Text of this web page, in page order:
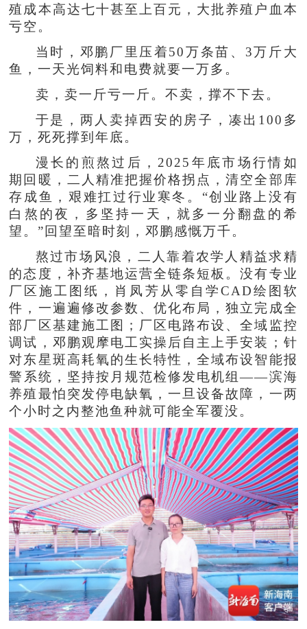
殖成本高达七十甚至上百元，大批养殖户血本
亏空。
当时，邓鹏厂里压着50万条苗、3万斤大
鱼，一天光饲料和电费就要一万多。
卖，卖一斤亏一斤。不卖，撑不下去。
于是，两人卖掉西安的房子，凑出100多
万，死死撑到年底。
漫长的煎熬过后，2025年底市场行情如
期回暖，二人精准把握价格拐点，清空全部库
存成鱼，艰难扛过行业寒冬。“创业路上没有
白熬的夜，多坚持一天，就多一分翻盘的希
望。”回望至暗时刻，邓鹏感慨万千。
熬过市场风浪，二人靠着农学人精益求精
的态度，补齐基地运营全链条短板。没有专业
厂区施工图纸，肖凤芳从零自学CAD绘图软
件，一遍遍修改参数、优化布局，独立完成全
部厂区基建施工图；厂区电路布设、全域监控
调试，邓鹏观摩电工实操后自主上手安装；针
对东星斑高耗氧的生长特性，全域布设智能报
警系统，坚持按月规范检修发电机组——滨海
养殖最怕突发停电缺氧，一旦设备故障，一两
个小时之内整池鱼种就可能全军覆没。